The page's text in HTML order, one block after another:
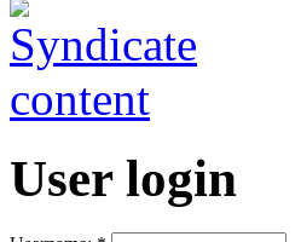
User login